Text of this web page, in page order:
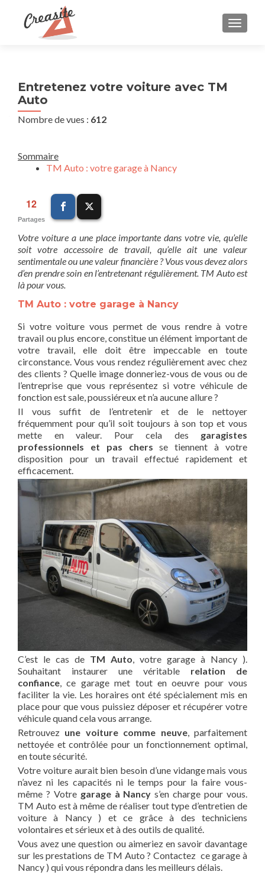
Entretenez votre voiture avec TM
Auto
Nombre de vues : 612
Sommaire
TM Auto : votre garage à Nancy
12
Partages
Votre voiture a une place importante dans votre vie, qu’elle
soit votre accessoire de travail, qu’elle ait une valeur
sentimentale ou une valeur financière ? Vous vous devez alors
d’en prendre soin en l’entretenant régulièrement. TM Auto est
là pour vous.
TM Auto : votre garage à Nancy
Si votre voiture vous permet de vous rendre à votre
travail ou plus encore, constitue un élément important de
votre travail, elle doit être impeccable en toute
circonstance. Vous vous rendez régulièrement avec chez
des clients ? Quelle image donneriez-vous de vous ou de
l’entreprise que vous représentez si votre véhicule de
fonction est sale, poussiéreux et n’a aucune allure ?
Il vous suffit de l’entretenir et de le nettoyer
fréquemment pour qu’il soit toujours à son top et vous
mette en valeur. Pour cela des garagistes
professionnels et pas chers se tiennent à votre
disposition pour un travail effectué rapidement et
efficacement.
C’est le cas de TM Auto, votre garage à Nancy ).
Souhaitant instaurer une véritable relation de
confiance, ce garage met tout en oeuvre pour vous
faciliter la vie. Les horaires ont été spécialement mis en
place pour que vous puissiez déposer et récupérer votre
véhicule quand cela vous arrange.
Retrouvez une voiture comme neuve, parfaitement
nettoyée et contrôlée pour un fonctionnement optimal,
en toute sécurité.
Votre voiture aurait bien besoin d’une vidange mais vous
n’avez ni les capacités ni le temps pour la faire vous-
même ? Votre garage à Nancy s’en charge pour vous.
TM Auto est à même de réaliser tout type d’entretien de
voiture à Nancy ) et ce grâce à des techniciens
volontaires et sérieux et à des outils de qualité.
Vous avez une question ou aimeriez en savoir davantage
sur les prestations de TM Auto ? Contactez ce garage à
Nancy ) qui vous répondra dans les meilleurs délais.